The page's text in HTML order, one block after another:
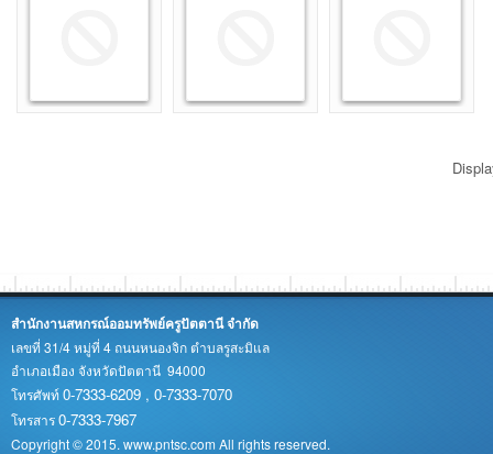
สำนักงานสหกรณ์ออมทรัพย์ครูปัตตานี จำกัด
เลขที่ 31/4 หมู่ที่ 4 ถนนหนองจิก ตำบลรูสะมิแล
อำเภอเมือง จังหวัดปัตตานี 94000
โทรศัพท์0-7333-6209 , 0-7333-7070
โทรสาร0-7333-7967
Copyright © 2015. www.pntsc.com All rights reserved.